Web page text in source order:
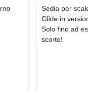
Sedia per
Glide in
Solo fino ad
scorte!